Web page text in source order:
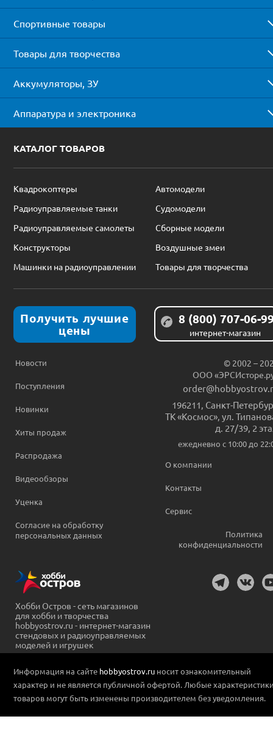
Спортивные товары
Товары для творчества
Аккумуляторы, ЗУ
Аппаратура и электроника
КАТАЛОГ ТОВАРОВ
Квадрокоптеры
Автомодели
Радиоуправляемые танки
Судомодели
Радиоуправляемые самолеты
Сборные модели
Конструкторы
Воздушные змеи
Машинки на радиоуправлении
Товары для творчества
Получить лучшие
цены
8 (800) 707-06-
интернет-магазин
Новости
Поступления
Новинки
Хиты продаж
Распродажа
Видеообзоры
Уценка
Согласие на обработку
персональных данных
© 2002 –
ООО
196211 Санкт-
ТК «Космос», ул.
д. 27/39, 2
ежедневно c 10:00 до
О компании
Контакты
Сервис
Политика
конфиденциальности
Хобби Остров - сеть магазинов
для хобби и творчества
hobbyostrov.ru - интернет-магазин
стендовых и радиоуправляемых
моделей и игрушек
Информация на сайте hobbyostrov.ru носит ознакомительный
характер и не является публичной офертой. Любые
товаров могут быть изменены производителем без уведомления.